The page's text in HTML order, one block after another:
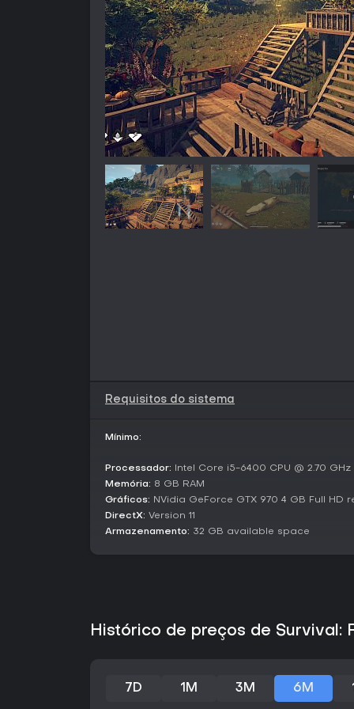
Requisitos do sistema
Mínimo:
Processador: Intel Core i5-6400 CPU @ 2.70 GHz
Memória: 8 GB RAM
Gráficos: NVidia GeForce GTX 970 4 GB Full HD
DirectX: Version 11
Armazenamento: 32 GB available space
Histórico de preços de Survival:
7D 1M 3M 6M